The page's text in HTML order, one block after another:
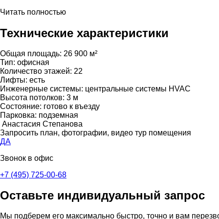
Читать полностью
Технические характеристики
Общая площадь: 26 900 м²
Тип: офисная
Количество этажей: 22
Лифты: есть
Инженерные системы: центральные системы HVAC
Высота потолков: 3 м
Состояние: готово к въезду
Парковка: подземная
Анастасия Степанова
Запросить план, фотографии, видео тур помещения
ДА
Звонок в офис
+7 (495) 725-00-68
Оставьте индивидуальный запрос
Мы подберем его максимально быстро, точно и вам